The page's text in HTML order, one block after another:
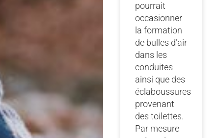
pourrait
occasionner
la formation
de bulles d’air
dans les
conduites
ainsi que des
éclaboussures
provenant
des toilettes.
Par mesure